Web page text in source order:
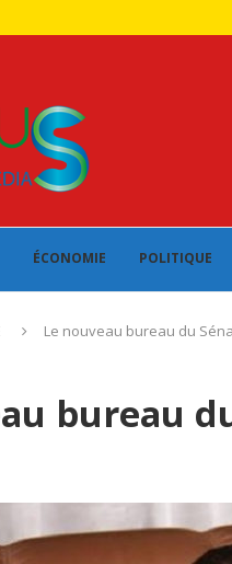
ÉCONOMIE POLITIQUE
Le nouveau bureau du
bureau